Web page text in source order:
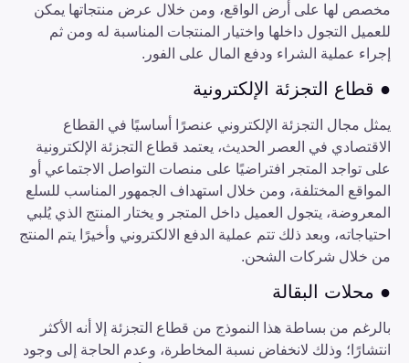
مخصص لها على أرض الواقع، ومن خلال عرض منتجاتها يمكن
للعميل التجول داخلها واختيار المنتجات المناسبة له ومن ثم
إجراء عملية الشراء ودفع المال على الفور.
● قطاع التجزئة الإلكترونية
يمثل مجال التجزئة الإلكتروني عنصرًا أساسيًا في القطاع
الاقتصادي في العصر الحديث، يعتمد قطاع التجزئة الإلكترونية
على تواجد المتجر افتراضيًا على منصات التواصل الاجتماعي أو
المواقع المختلفة، ومن خلال استهداف الجمهور المناسب للسلع
المعروضة، يتجول العميل داخل المتجر و يختار المنتج الذي يُلبي
احتياجاته، وبعد ذلك تتم عملية الدفع الالكتروني وأخيرًا يتم المنتج
من خلال شركات الشحن.
● محلات البقالة
بالرغم من بساطة هذا النموذج من قطاع التجزئة إلا أنه الأكثر
انتشارًا؛ وذلك لانخفاض نسبة المخاطرة، وعدم الحاجة إلى وجود